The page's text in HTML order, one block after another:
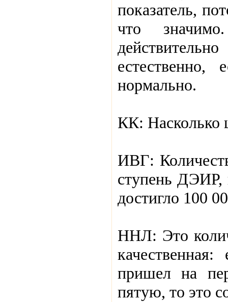
показатель,
что
нормально.
КК: Насколько
ИВГ:
ступень ДЭИР,
достигло 100
ННЛ: Это
пришел на
пятую, то это